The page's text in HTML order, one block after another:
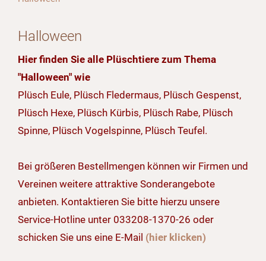
Halloween
Hier finden Sie alle Plüschtiere zum Thema
"Halloween" wie
Plüsch Eule, Plüsch Fledermaus, Plüsch Gespenst,
Plüsch Hexe, Plüsch Kürbis, Plüsch Rabe, Plüsch
Spinne, Plüsch Vogelspinne, Plüsch Teufel.
Bei größeren Bestellmengen können wir Firmen und
Vereinen weitere attraktive Sonderangebote
anbieten. Kontaktieren Sie bitte hierzu unsere
Service-Hotline unter 033208-1370-26 oder
schicken Sie uns eine E-Mail (hier klicken)